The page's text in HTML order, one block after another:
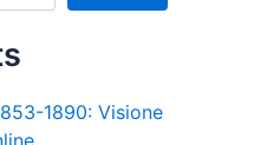
1890: Visione